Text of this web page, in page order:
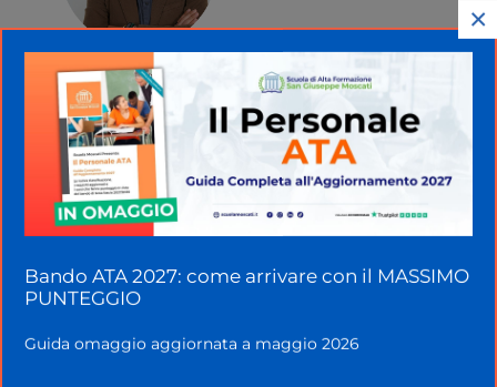
Giuseppe Montone
Direttore Responsabile
×
Bando ATA 2027: come arrivare con il MASSIMO
PUNTEGGIO
Guida omaggio aggiornata a maggio 2026